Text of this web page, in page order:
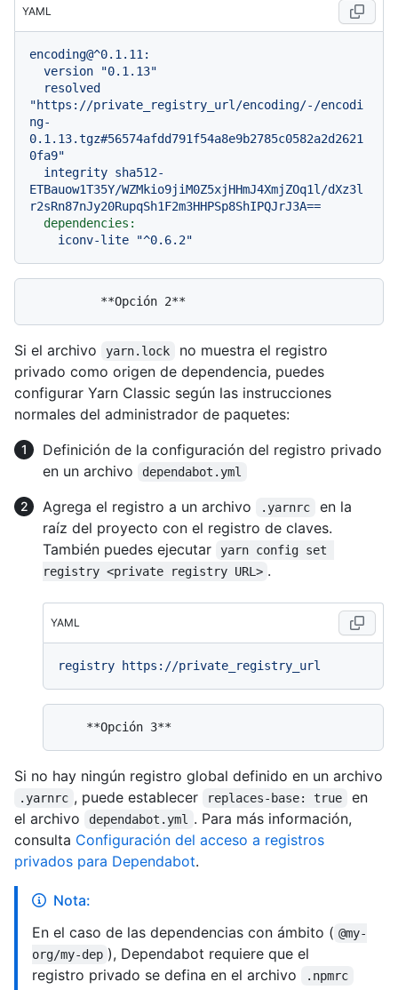
YAML
encoding@^0.1.11:
version
"0.1.13"
resolved
"https://private_registry_url/encoding/-/encodi
ng-
0.1.13.tgz#56574afdd791f54a8e9b2785c0582a2d2621
0fa9"
integrity sha512-
ETBauow1T35Y/WZMkio9jiM0Z5xjHHmJ4XmjZOq1l/dXz3l
r2sRn87nJy20RupqSh1F2m3HHPSp8ShIPQJrJ3A==
dependencies:
iconv-lite
"^0.6.2"
Si el archivo yarn.lock
no muestra el registro
privado como origen de dependencia, puedes
configurar Yarn Classic según las instrucciones
normales del administrador de paquetes:
Definición de la configuración del registro privado
en un archivo
dependabot.yml
Agrega el registro a un archivo .yarnrc
en la
raíz del proyecto con el registro de claves.
También puedes ejecutar
yarn config set
registry <private registry URL> .
YAML
registry https://private_registry_url
Si no hay ningún registro global definido en un archivo
.yarnrc , puede establecer replaces-base: true
en
el archivo
dependabot.yml
. Para más información,
consulta Configuración del acceso a registros
privados para Dependabot.
Nota:
En el caso de las dependencias con ámbito ( @my-
org/my-dep ), Dependabot requiere que el
registro privado se defina en el archivo
.npmrc